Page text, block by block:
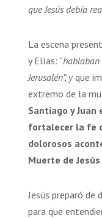
que Jesús debía
La escena
y Elías: “hablaban
Jerusalén”, yque
extremo de la
Santiago y
fortalecer la fe
dolorosos
Muerte de
Jesús preparó
para que